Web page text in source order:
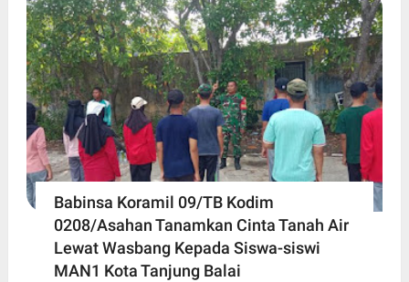
Babinsa Koramil 09/TB Kodim
0208/Asahan Tanamkan Cinta Tanah Air
Lewat Wasbang Kepada Siswa-siswi
MAN1 Kota Tanjung Balai